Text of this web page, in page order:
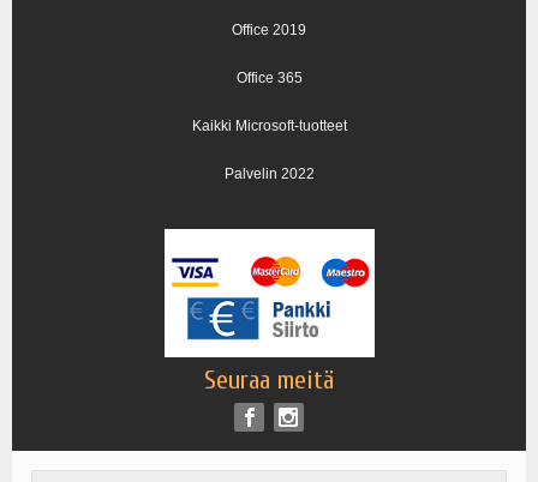
Office 2019
Office 365
Kaikki Microsoft-tuotteet
Palvelin 2022
Seuraa meitä